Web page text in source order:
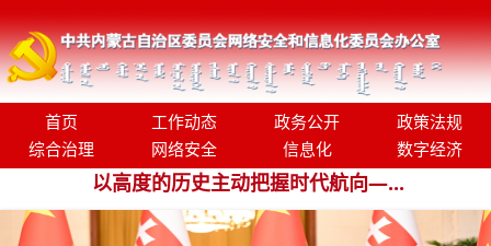
首页 工作动态 政务公开
政策法规
综合治理
网络安全 信息化 数字经济
以高度的历史主动把握时代航向—...